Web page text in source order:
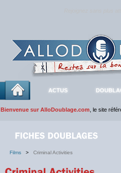
ACTUS
Bienvenue sur AlloDoublage.com , le site
Films > Criminal Activities